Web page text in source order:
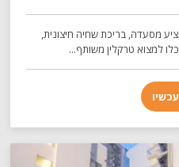
מסעדה, בריכת שחיה חיצונית,
למצוא טרקלין משותף...